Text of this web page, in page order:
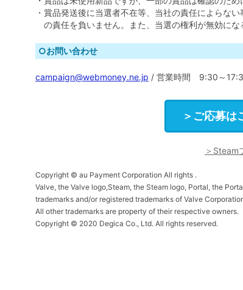
・賞品発送後に当選者不在等、当社の責任によらな
の責任を負いません。また、当選の権利が無効にな
○お問い合わせ
campaign@webmoney.ne.jp / 営業時間 9:30～
＞ご応募は
＞Steam
Copyright © au Payment Corporation All rights .
Valve, the Valve logo,Steam, the Steam logo, Portal, the
trademarks and/or registered trademarks of Valve
All other trademarks are property of their respective owners.
Copyright © 2020 Degica Co., Ltd. All rights reserved.